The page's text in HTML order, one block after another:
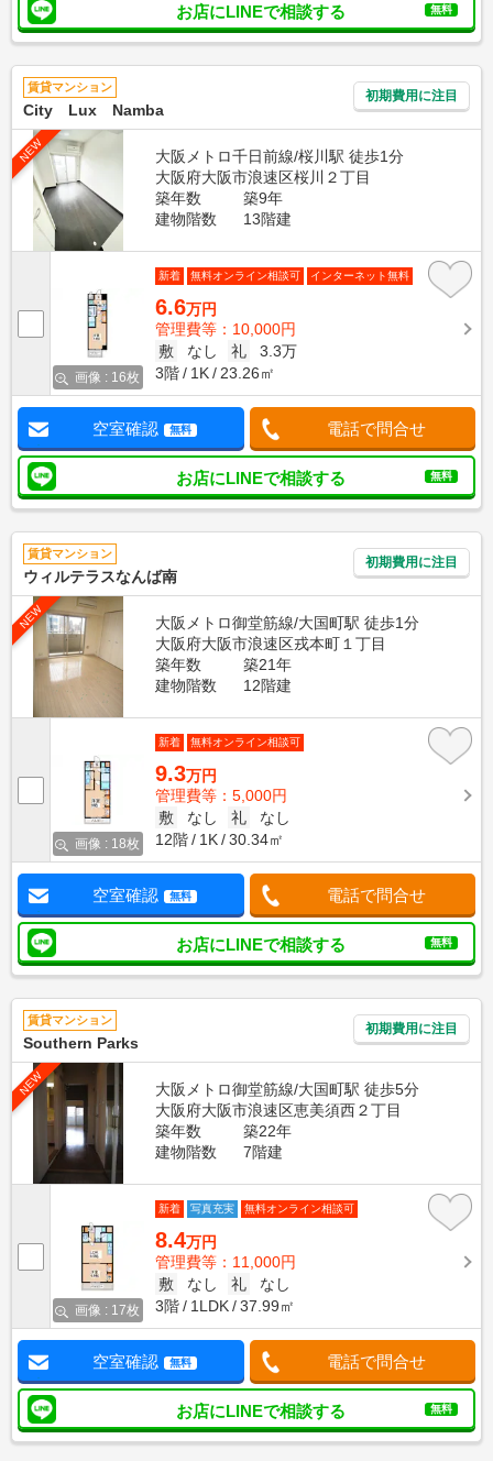
お店にLINEで相談する 無料
賃貸マンション
City Lux Namba
初期費用に注目
NEW
大阪メトロ千日前線/桜川駅 徒歩1分
大阪府大阪市浪速区桜川２丁目
築年数
築9年
建物階数
13階建
画像 : 16枚
新着 無料オンライン相談可 インターネット無料
6.6万円
管理費等：10,000円
敷
なし 礼
3.3万
3階
1K 23.26㎡
空室確認 無料 電話で問合せ
お店にLINEで相談する 無料
賃貸マンション
ウィルテラスなんば南
初期費用に注目
NEW
大阪メトロ御堂筋線/大国町駅 徒歩1分
大阪府大阪市浪速区戎本町１丁目
築年数
築21年
建物階数
12階建
画像 : 18枚
新着 無料オンライン相談可
9.3万円
管理費等：5,000円
敷
なし 礼
なし
12階
1K 30.34㎡
空室確認 無料 電話で問合せ
お店にLINEで相談する 無料
賃貸マンション
Southern Parks
初期費用に注目
NEW
大阪メトロ御堂筋線/大国町駅 徒歩5分
大阪府大阪市浪速区恵美須西２丁目
築年数
築22年
建物階数
7階建
画像 : 17枚
新着 写真充実 無料オンライン相談可
8.4万円
管理費等：11,000円
敷
なし 礼
なし
3階
1LDK 37.99㎡
空室確認 無料 電話で問合せ
お店にLINEで相談する 無料